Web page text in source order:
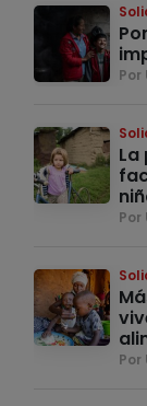
Por
La
Por
Por